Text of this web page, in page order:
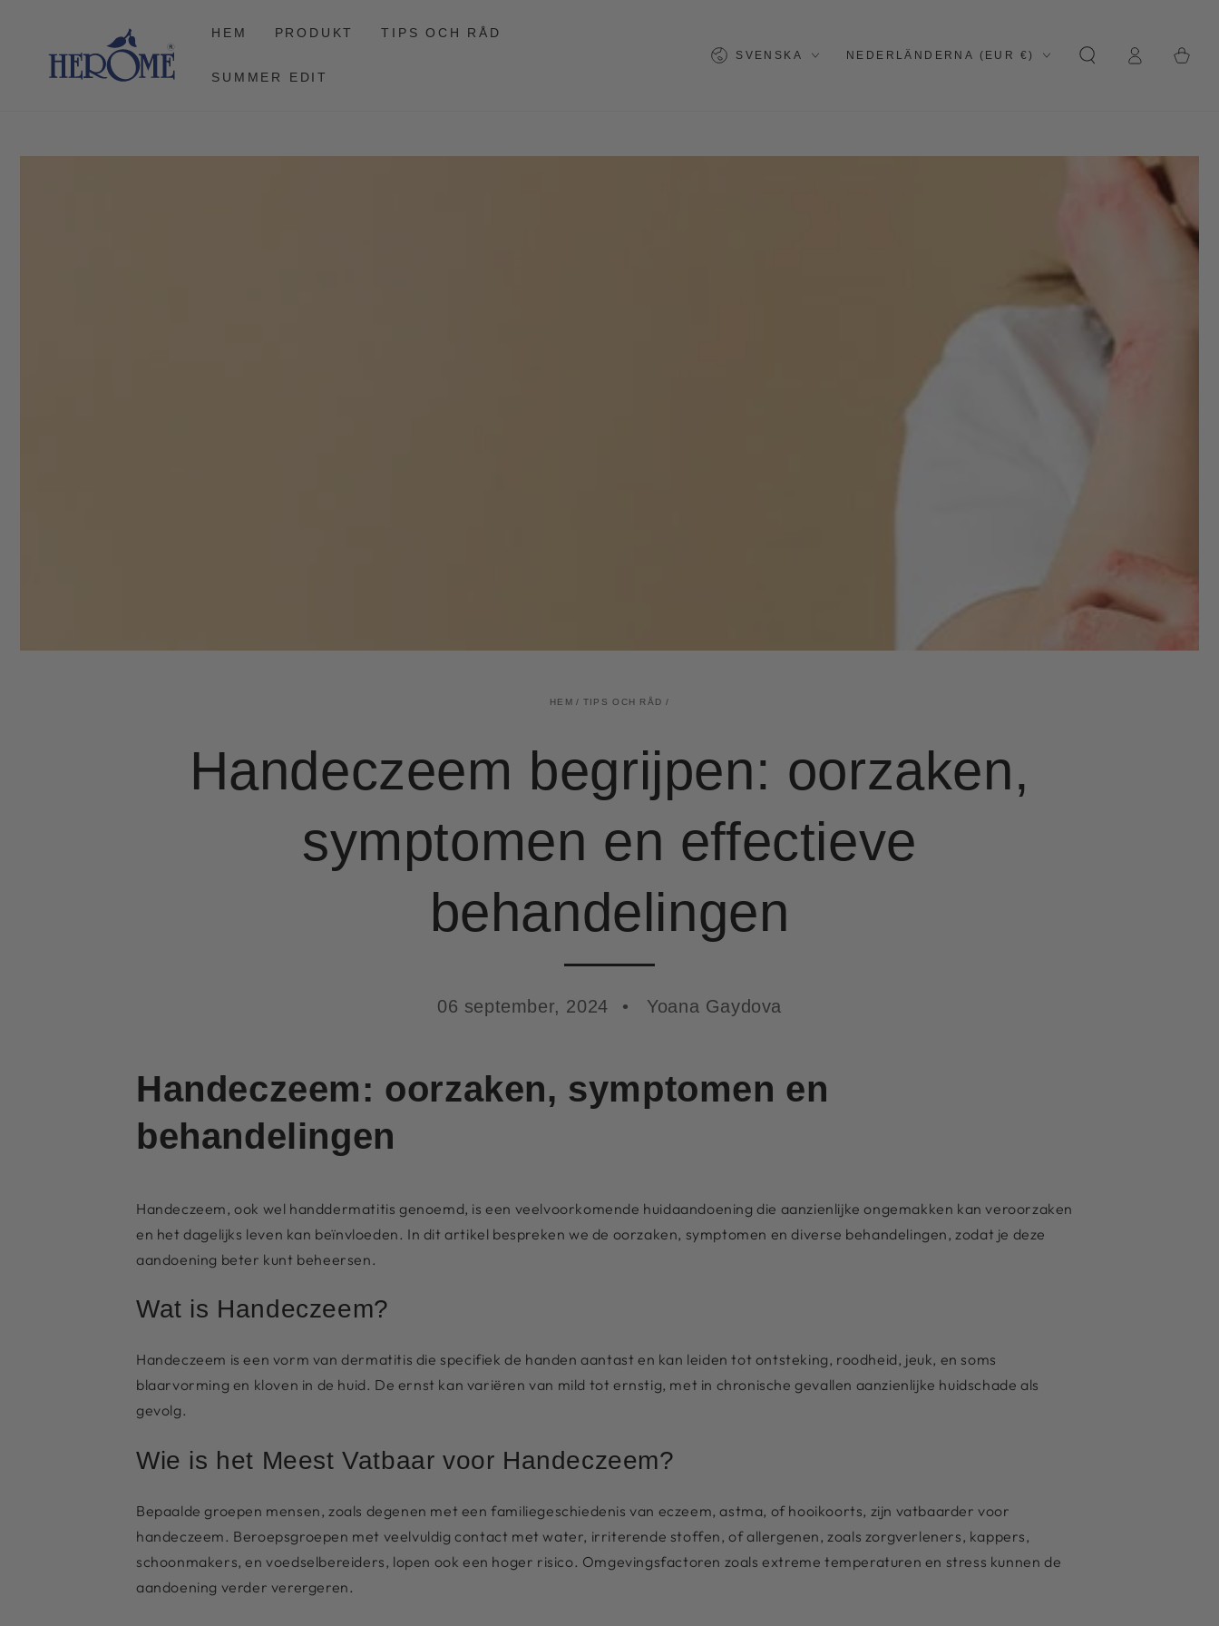
HEM PRODUKT TIPS OCH RÅD
SUMMER EDIT
Språk
SVENSKA
Land/region
NEDERLÄNDERNA (EUR €) Kundvagn
HEM / TIPS OCH RÅD /
Handeczeem begrijpen: oorzaken,
symptomen en effectieve
behandelingen
06 september, 2024 Yoana Gaydova
Handeczeem: oorzaken, symptomen en
behandelingen
Handeczeem, ook wel handdermatitis genoemd, is een veelvoorkomende huidaandoening die aanzienlijke ongemakken kan veroorzaken
en het dagelijks leven kan beïnvloeden. In dit artikel bespreken we de oorzaken, symptomen en diverse behandelingen, zodat je deze
aandoening beter kunt beheersen.
Wat is Handeczeem?
Handeczeem is een vorm van dermatitis die specifiek de handen aantast en kan leiden tot ontsteking, roodheid, jeuk, en soms
blaarvorming en kloven in de huid. De ernst kan variëren van mild tot ernstig, met in chronische gevallen aanzienlijke huidschade als
gevolg.
Wie is het Meest Vatbaar voor Handeczeem?
Bepaalde groepen mensen, zoals degenen met een familiegeschiedenis van eczeem, astma, of hooikoorts, zijn vatbaarder voor
handeczeem. Beroepsgroepen met veelvuldig contact met water, irriterende stoffen, of allergenen, zoals zorgverleners, kappers,
schoonmakers, en voedselbereiders, lopen ook een hoger risico. Omgevingsfactoren zoals extreme temperaturen en stress kunnen de
aandoening verder verergeren.